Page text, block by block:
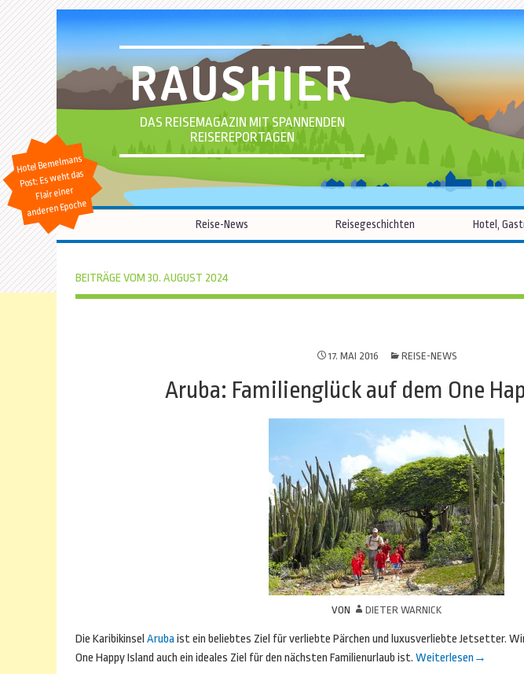
RAUSHIER
DAS REISEMAGAZIN MIT SPANNENDEN
REISEREPORTAGEN
Hotel Bemelmans
Post: Es weht das
Flair einer
anderen Epoche
Reise-News Reisegeschichten Hotel,
BEITRÄGE VOM 30. AUGUST 2024
17. MAI 2016 REISE-NEWS
Aruba: Familienglück auf dem One
VON DIETER WARNICK
Die Karibikinsel Aruba ist ein beliebtes Ziel für verliebte Pärchen und luxusverliebte Jetsetter.
One Happy Island auch ein ideales Ziel für den nächsten Familienurlaub ist. Weiterlesen →